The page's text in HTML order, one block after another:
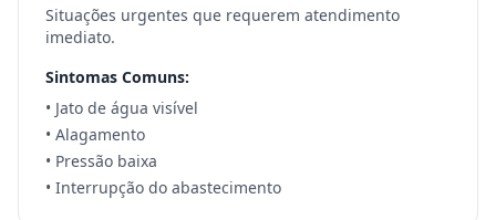
Situações urgentes que requerem atendimento
imediato.
Sintomas Comuns:
• Jato de água visível
• Alagamento
• Pressão baixa
• Interrupção do abastecimento